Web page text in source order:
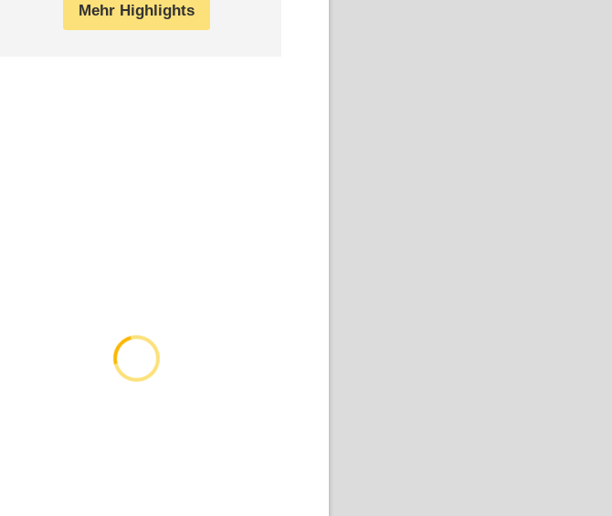
Mehr Highlights